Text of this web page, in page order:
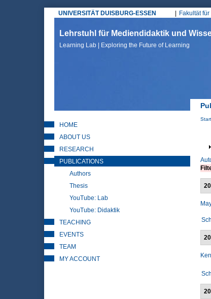
UNIVERSITÄT DUISBURG-ESSEN
Hauptmenü
Fakultät
Lehrstuhl für Mediendidaktik und
Learning Lab | Exploring the Future of Learning
HOME
ABOUT US
RESEARCH
PUBLICATIONS
Authors
Thesis
YouTube: Lab
YouTube: Didaktik
TEACHING
EVENTS
TEAM
MY ACCOUNT